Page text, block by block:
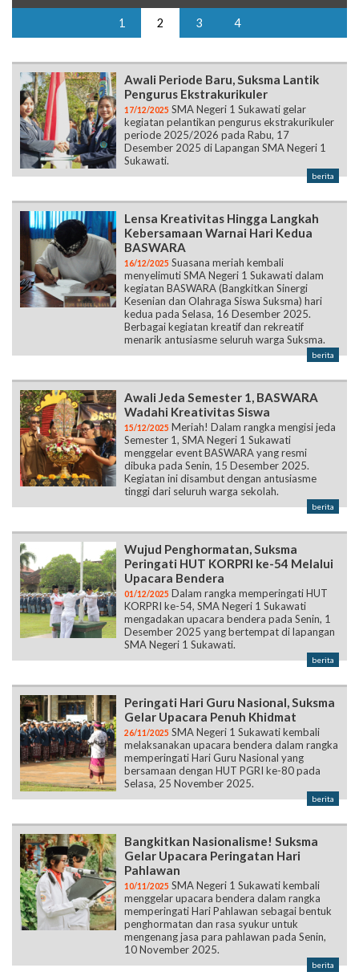
1 2 3 4
Awali Periode Baru, Suksma Lantik
Pengurus Ekstrakurikuler
17/12/2025 SMA Negeri 1 Sukawati gelar
kegiatan pelantikan pengurus ekstrakurikuler
periode 2025/2026 pada Rabu, 17
Desember 2025 di Lapangan SMA Negeri 1
Sukawati.
berita
Lensa Kreativitas Hingga Langkah
Kebersamaan Warnai Hari Kedua
BASWARA
16/12/2025 Suasana meriah kembali
menyelimuti SMA Negeri 1 Sukawati dalam
kegiatan BASWARA (Bangkitkan Sinergi
Kesenian dan Olahraga Siswa Suksma) hari
kedua pada Selasa, 16 Desember 2025.
Berbagai kegiatan kreatif dan rekreatif
menarik antusiasme seluruh warga Suksma.
berita
Awali Jeda Semester 1, BASWARA
Wadahi Kreativitas Siswa
15/12/2025 Meriah! Dalam rangka mengisi jeda
Semester 1, SMA Negeri 1 Sukawati
menggelar event BASWARA yang resmi
dibuka pada Senin, 15 Desember 2025.
Kegiatan ini disambut dengan antusiasme
tinggi dari seluruh warga sekolah.
berita
Wujud Penghormatan, Suksma
Peringati HUT KORPRI ke-54 Melalui
Upacara Bendera
01/12/2025 Dalam rangka memperingati HUT
KORPRI ke-54, SMA Negeri 1 Sukawati
mengadakan upacara bendera pada Senin, 1
Desember 2025 yang bertempat di lapangan
SMA Negeri 1 Sukawati.
berita
Peringati Hari Guru Nasional, Suksma
Gelar Upacara Penuh Khidmat
26/11/2025 SMA Negeri 1 Sukawati kembali
melaksanakan upacara bendera dalam rangka
memperingati Hari Guru Nasional yang
bersamaan dengan HUT PGRI ke-80 pada
Selasa, 25 November 2025.
berita
Bangkitkan Nasionalisme! Suksma
Gelar Upacara Peringatan Hari
Pahlawan
10/11/2025 SMA Negeri 1 Sukawati kembali
menggelar upacara bendera dalam rangka
memperingati Hari Pahlawan sebagai bentuk
penghormatan dan rasa syukur untuk
mengenang jasa para pahlawan pada Senin,
10 November 2025.
berita